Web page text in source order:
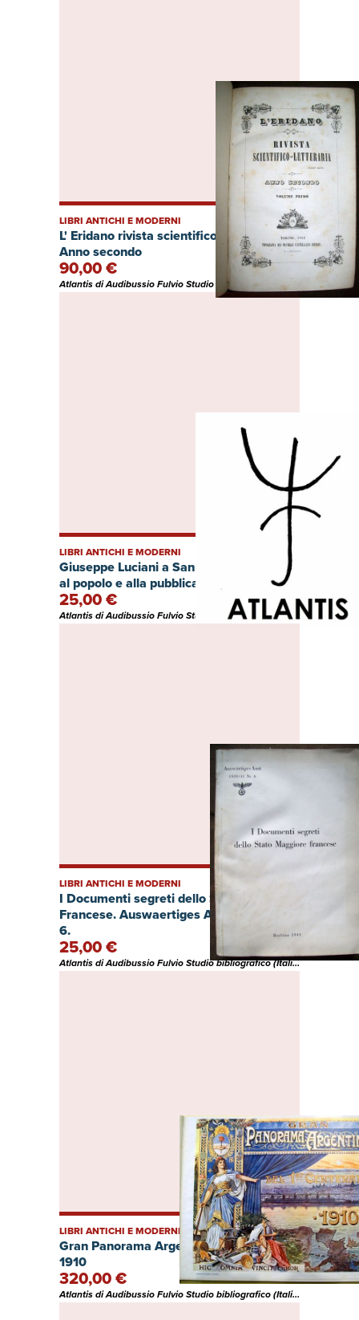
L' Eridano rivista scientifico-letteraria.
Anno secondo
LIBRI ANTICHI E MODERNI
90,00 €
Atlantis di Audibussio Fulvio Studio bibliografico (Italia)
Giuseppe Luciani a San Stefano. Appello
al popolo e alla pubblica opinione
LIBRI ANTICHI E MODERNI
25,00 €
Atlantis di Audibussio Fulvio Studio bibliografico (Italia)
I Documenti segreti dello Stato Maggiore
Francese. Auswaertiges Amt, 1939/41, n.
6.
LIBRI ANTICHI E MODERNI
25,00 €
Atlantis di Audibussio Fulvio Studio bibliografico (Italia)
Gran Panorama Argentino. I° Centenario
1910
LIBRI ANTICHI E MODERNI
320,00 €
Atlantis di Audibussio Fulvio Studio bibliografico (Italia)